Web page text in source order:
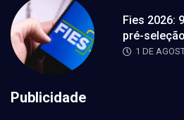
Fies 2026:
pré-seleção
1 DE
Publicidade